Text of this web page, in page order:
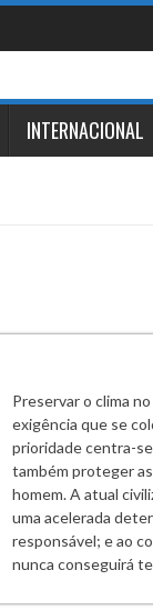
INTERNACIONAL
Preservar o clima
exigência que se
prioridade centra-
também proteger
homem. A atual
uma acelerada
responsável; e ao
nunca conseguirá